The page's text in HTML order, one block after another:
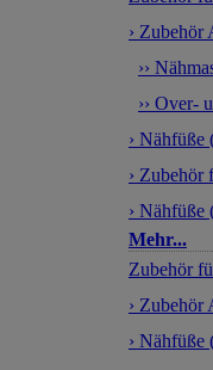
› Zubehör
››
›› Over-
› Nähfüße
› Zubehör
›
Mehr...
Zubehör
› Zubehör
› Nähfüße